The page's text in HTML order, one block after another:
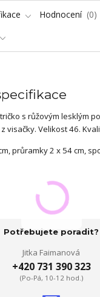
Hodnocení
0
s růžovým lesklým
visačky. Velikost 46.
průramky 2 x 54 cm,
Potřebujete poradit?
Jitka Faimanová
+420 731 390 323
(Po-Pá, 10-12 hod.)